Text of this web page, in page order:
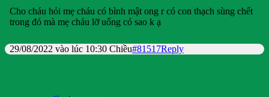
Cho cháu hỏi mẹ cháu có bình mật ong r có con thạch sùng chết
trong đó mà mẹ cháu lỡ uống có sao k ạ
29/08/2022 vào lúc 10:30 Chiều#81517Reply